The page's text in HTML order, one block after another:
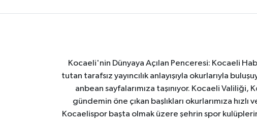
Kocaeli'nin Dünyaya Açılan Penceresi: Kocaeli
tutan tarafsız yayıncılık anlayışıyla okurlarıyla
anbean sayfalarımıza taşınıyor. Kocaeli
gündemin öne çıkan başlıkları okurlarımıza
Kocaelispor başta olmak üzere şehrin spor